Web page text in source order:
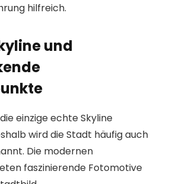
hilfreich.
und
einzige echte Skyline
wird die Stadt häufig auch
Die modernen
faszinierende Fotomotive